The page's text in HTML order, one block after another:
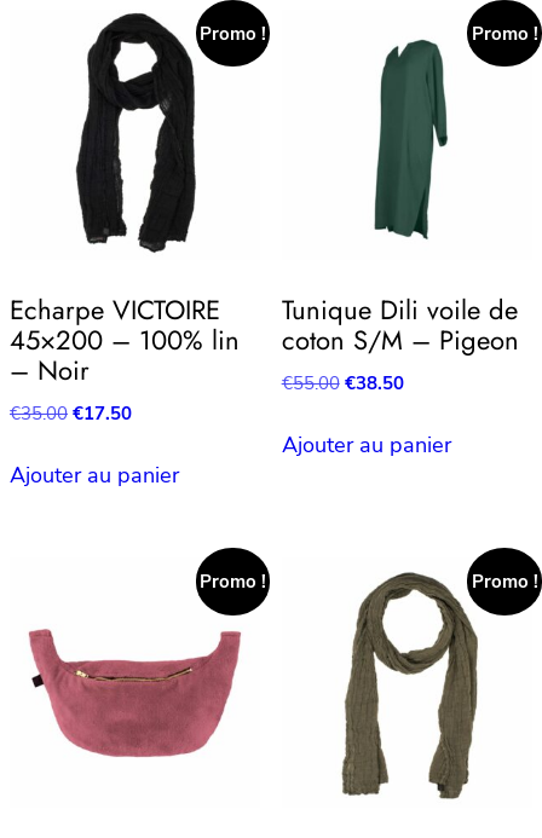
Promo !
Echarpe VICTOIRE
45×200 – 100% lin
– Noir
€35.00Le
initial
€17.50Le
actuel
Ajouter au panier
Promo !
Tunique Dili voile de
coton S/M – Pigeon
€55.00 Le
initial
€38.50Le
actuel
Ajouter au panier
Promo ! Promo !